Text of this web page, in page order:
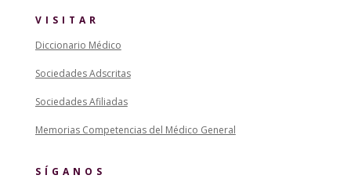
VISITAR
Diccionario Médico
Sociedades Adscritas
Sociedades Afiliadas
Memorias Competencias del Médico General
SÍGANOS